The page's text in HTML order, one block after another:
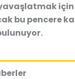
bu pencere